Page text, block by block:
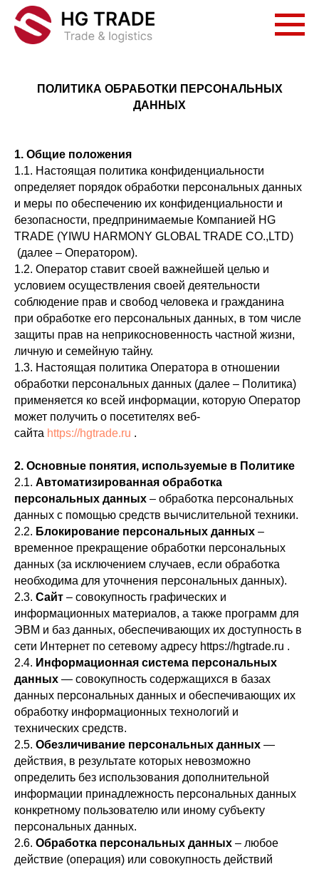
ПОЛИТИКА ОБРАБОТКИ ПЕРСОНАЛЬНЫХ
ДАННЫХ
1. Общие положения
1.1. Настоящая политика конфиденциальности
определяет порядок обработки персональных данных
и меры по обеспечению их конфиденциальности и
безопасности, предпринимаемые Компанией HG
TRADE (YIWU HARMONY GLOBAL TRADE CO.,LTD)
(далее – Оператором).
1.2. Оператор ставит своей важнейшей целью и
условием осуществления своей деятельности
соблюдение прав и свобод человека и гражданина
при обработке его персональных данных, в том числе
защиты прав на неприкосновенность частной жизни,
личную и семейную тайну.
1.3. Настоящая политика Оператора в отношении
обработки персональных данных (далее – Политика)
применяется ко всей информации, которую Оператор
может получить о посетителях веб-
сайта https://hgtrade.ru .
2. Основные понятия, используемые в Политике
2.1. Автоматизированная обработка
персональных данных – обработка персональных
данных с помощью средств вычислительной техники.
2.2. Блокирование персональных данных –
временное прекращение обработки персональных
данных (за исключением случаев, если обработка
необходима для уточнения персональных данных).
2.3. Сайт – совокупность графических и
информационных материалов, а также программ для
ЭВМ и баз данных, обеспечивающих их доступность в
сети Интернет по сетевому адресу https://hgtrade.ru .
2.4. Информационная система персональных
данных — совокупность содержащихся в базах
данных персональных данных и обеспечивающих их
обработку информационных технологий и
технических средств.
2.5. Обезличивание персональных данных —
действия, в результате которых невозможно
определить без использования дополнительной
информации принадлежность персональных данных
конкретному пользователю или иному субъекту
персональных данных.
2.6. Обработка персональных данных – любое
действие (операция) или совокупность действий